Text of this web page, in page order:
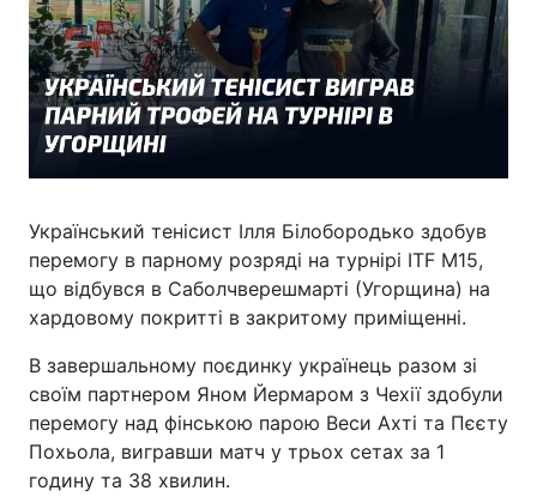
Український тенісист Ілля Білобородько здобув
перемогу в парному розряді на турнірі ITF M15,
що відбувся в Саболчверешмарті (Угорщина) на
хардовому покритті в закритому приміщенні.
В завершальному поєдинку українець разом зі
своїм партнером Яном Йермаром з Чехії здобули
перемогу над фінською парою Веси Ахті та Пєєту
Похьола, вигравши матч у трьох сетах за 1
годину та 38 хвилин.